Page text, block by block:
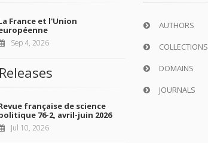
France et l'Union
Sep 4, 2026
française de science
76-2, avril-juin 2026
Jul 10, 2026
AUTHORS
COLLECTIONS
DOMAINS
JOURNALS